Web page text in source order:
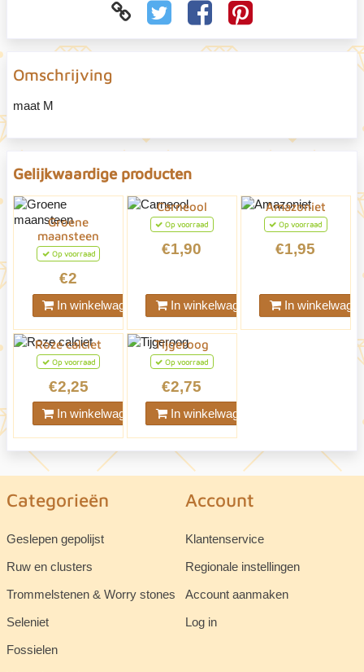
Omschrijving
maat M
Gelijkwaardige producten
Groene
maansteen
Op voorraad
€2
In winkelwagen
Carneool
Op voorraad
€1,90
In winkelwagen
Amazoniet
Op voorraad
€1,95
In
Roze calciet
Op voorraad
€2,25
In winkelwagen
Tijgeroog
Op voorraad
€2,75
In winkelwagen
Categorieën
Geslepen gepolijst
Ruw en clusters
Trommelstenen & Worry stones
Seleniet
Fossielen
Account
Klantenservice
Regionale instellingen
Account aanmaken
Log in